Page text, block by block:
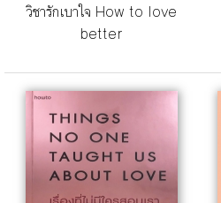
วิชารักเบาใจ How to love
better